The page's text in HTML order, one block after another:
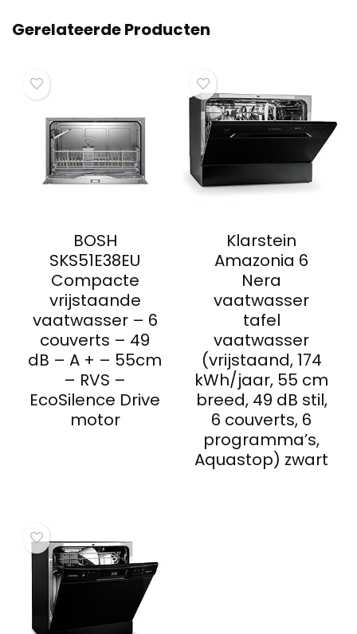
Gerelateerde Producten
BOSH
SKS51E38EU
Compacte
vrijstaande
vaatwasser – 6
couverts – 49
dB – A + – 55cm
– RVS –
EcoSilence Drive
motor
Klarstein
Amazonia 6
Nera
vaatwasser
tafel
vaatwasser
(vrijstaand, 174
kWh/jaar, 55 cm
breed, 49 dB stil,
6 couverts, 6
programma’s,
Aquastop) zwart